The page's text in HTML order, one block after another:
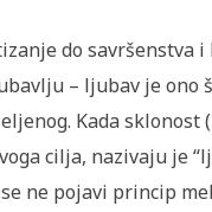
do savršenstva
– ljubav je ono
Kada sklonost
cilja, nazivaju je
ne pojavi princip